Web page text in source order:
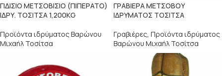
ΓΙΔΙΣΙΟ ΜΕΤΣΟΒΙΣΙΟ (ΠΙΠΕΡΑΤΟ)
ΙΔΡΥ. ΤΟΣΙΤΣΑ 1,200KG
Προϊόντα ιδρύματος Βαρώνου
Μιχαήλ Τοσίτσα
ΓΡΑΒΙΕΡΑ ΜΕΤΣΟΒΟΥ
ΙΔΡΥΜΑΤΟΣ ΤΟΣΙΤΣΑ
Γραβιέρες, Προϊόντα ιδρύματος
Βαρώνου Μιχαήλ Τοσίτσα